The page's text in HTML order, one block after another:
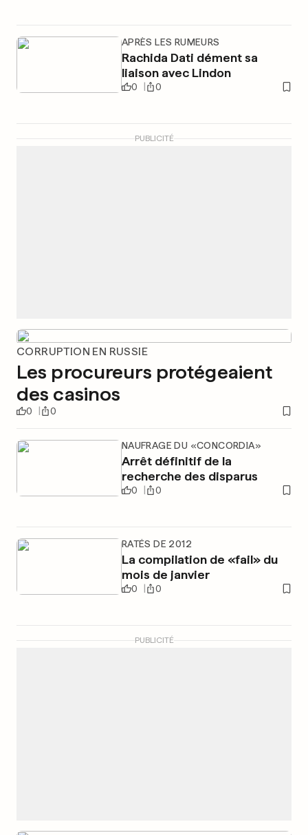
APRÈS LES RUMEURS
Rachida Dati dément sa
liaison avec Lindon
0 0
PUBLICITÉ
CORRUPTION EN RUSSIE
Les procureurs protégeaient
des casinos
0 0
NAUFRAGE DU «CONCORDIA»
Arrêt définitif de la
recherche des disparus
0 0
RATÉS DE 2012
La compilation de «fail» du
mois de janvier
0 0
PUBLICITÉ